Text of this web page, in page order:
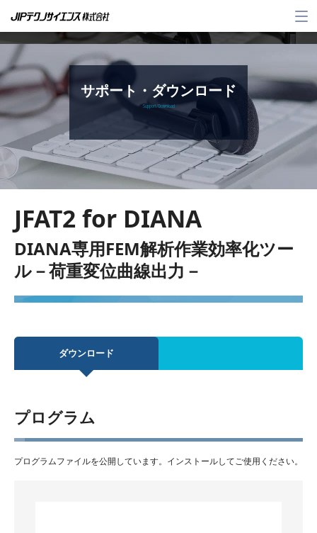
メ
ー
サポート・ダウンロード
Support / Download
JFAT2 for DIANA
DIANA専用FEM解析作業効率化ツー
ル－荷重変位曲線出力－
ダウンロード
プログラム
プログラムファイルを公開しています。インストールしてご使用ください。